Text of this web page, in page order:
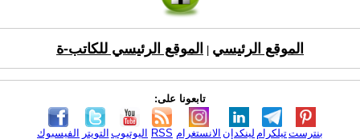
الموقع الرئيسي الموقع الرئيسي للكاتب-ة
تابعونا على:
الفيسبوك التويتر اليوتيوب RSS الانستغرام لينكدإن تيلكرامبنترست